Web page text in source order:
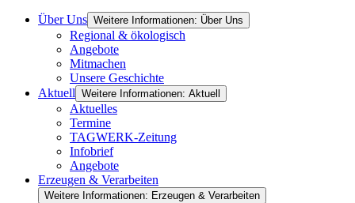
Über Uns Weitere Informationen: Über Uns
Regional & ökologisch
Angebote
Mitmachen
Unsere Geschichte
Aktuell Weitere Informationen: Aktuell
Aktuelles
Termine
TAGWERK-Zeitung
Infobrief
Angebote
Erzeugen & Verarbeiten
Weitere Informationen: Erzeugen & Verarbeiten